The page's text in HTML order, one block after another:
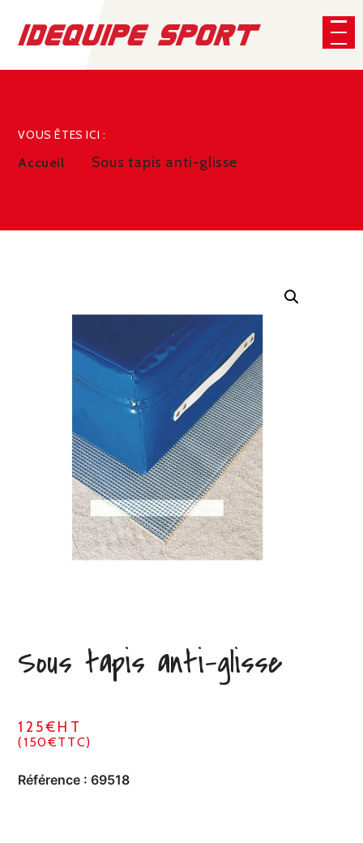
VOUS ÊTES ICI :
Accueil Sous tapis anti-glisse
Sous tapis anti-glisse
125€HT
(150€TTC)
Référence :69518